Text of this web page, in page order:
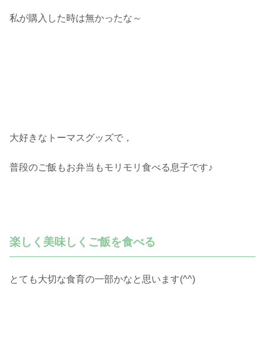
私が購入した時は無かったな～
大好きなトーマスグッズで，
普段のご飯もお弁当もモリモリ食べる息子です♪
楽しく美味しくご飯を食べる
とても大切な食育の一部かなと思います(^^)